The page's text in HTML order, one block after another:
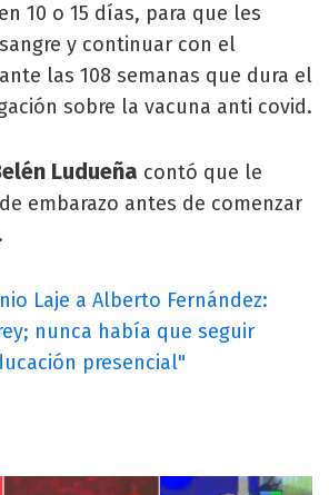
10 o 15 días, para que les
y continuar con el
las 108 semanas que dura el
sobre la vacuna anti covid.
Ludueña contó que le
embarazo antes de comenzar
Laje a Alberto Fernández:
nunca había que seguir
presencial"